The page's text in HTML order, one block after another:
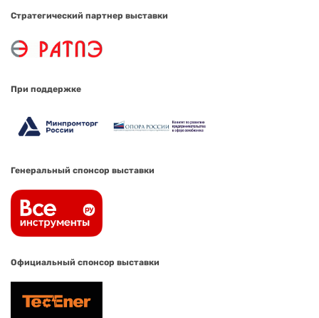
Стратегический партнер выставки
При поддержке
Генеральный спонсор выставки
Официальный спонсор выставки